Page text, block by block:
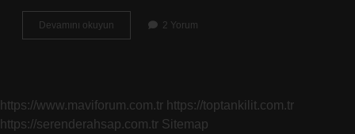
Devamını okuyun
Anlam
2 Yorum
https://www.maviforum.com.tr https://toptankilit.com.tr
https://serenderahsap.com.tr Sitemap